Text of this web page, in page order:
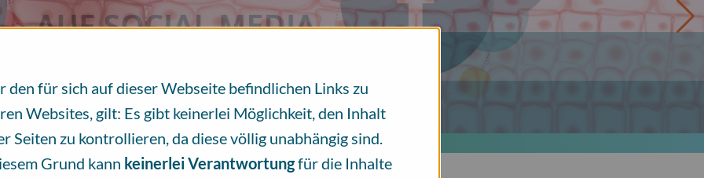
Behandlungsmöglichkeiten
HAUTKREBS
Arten von Hautkrebs!
Behandlungsmöglichkeiten
HAUTKREBS
Arten von Hautkrebs!
den für sich auf dieser Webseite befindlichen Links zu
Websites, gilt: Es gibt keinerlei Möglichkeit, den Inhalt
Seiten zu kontrollieren, da diese völlig unabhängig sind.
Grund kann keinerlei Verantwortungfür die Inhalte